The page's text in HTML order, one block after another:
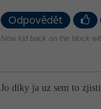
Odpovědět
New kid back on the block
Jo diky ja uz sem to